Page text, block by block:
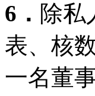
6． 除私
表、核
一名董